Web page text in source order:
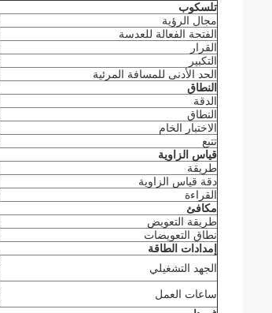
تلسكوب
مجال الرؤية
الفتحة الفعالة للعدسة
القرار
التكبير
الحد الأدنى للمسافة المرئية
النطاق
الدقة
النطاق
الاختبار الخام
تتبع
قياس الزاوية
طريقة
دقة قياس الزاوية
القراءة
مكافئ
طريقة التعويض
نطاق التعويضات
إمدادات الطاقة
الجهد التشغيلي
ساعات العمل